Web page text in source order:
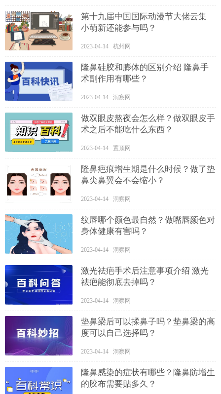
第十九届中国国际动漫节大佬云集
小萌新还能参与吗？
2023-04-14 杭州网
隆鼻硅胶和膨体的区别介绍 隆鼻手
术副作用有哪些？
2023-04-14 洞察网
做双眼皮熬夜会怎么样？做双眼皮手
术之后不能吃什么东西？
2023-04-14 置顶网
隆鼻疤痕增生期是什么时候？做了垫
鼻尖鼻翼会不会缩小？
2023-04-14 洞察网
纹唇哪个颜色最自然？做嘴唇颜色对
身体健康有害吗？
2023-04-14 洞察网
激光祛疤手术后注意事项介绍 激光
祛疤能彻底去掉吗？
2023-04-14 洞察网
垫鼻梁后可以揉鼻子吗？垫鼻梁的高
度可以自己选择吗？
2023-04-14 洞察网
隆鼻感染的症状有哪些？隆鼻防增生
的胶布需要贴多久？